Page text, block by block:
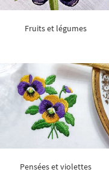
Fruits et légumes
Pensées et violettes